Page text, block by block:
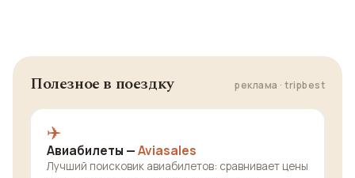
Полезное в поездку реклама · tripbest
✈️
Авиабилеты —Aviasales
Лучший поисковик авиабилетов: сравнивает цены